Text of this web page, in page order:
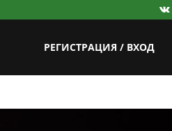
РЕГИСТРАЦИЯ / ВХОД